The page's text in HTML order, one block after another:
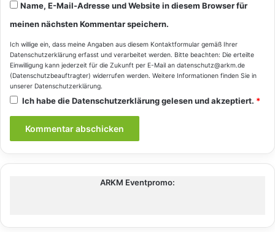
Name, E-Mail-Adresse und Website in diesem Browser für
meinen nächsten Kommentar speichern.
Ich willige ein, dass meine Angaben aus diesem Kontaktformular gemäß Ihrer
Datenschutzerklärung erfasst und verarbeitet werden. Bitte beachten: Die erteilte
Einwilligung kann jederzeit für die Zukunft per E-Mail an datenschutz@arkm.de
(Datenschutzbeauftragter) widerrufen werden. Weitere Informationen finden Sie in
unserer Datenschutzerklärung.
Ich habe dieDatenschutzerklärunggelesen und akzeptiert. *
ARKM Eventpromo: